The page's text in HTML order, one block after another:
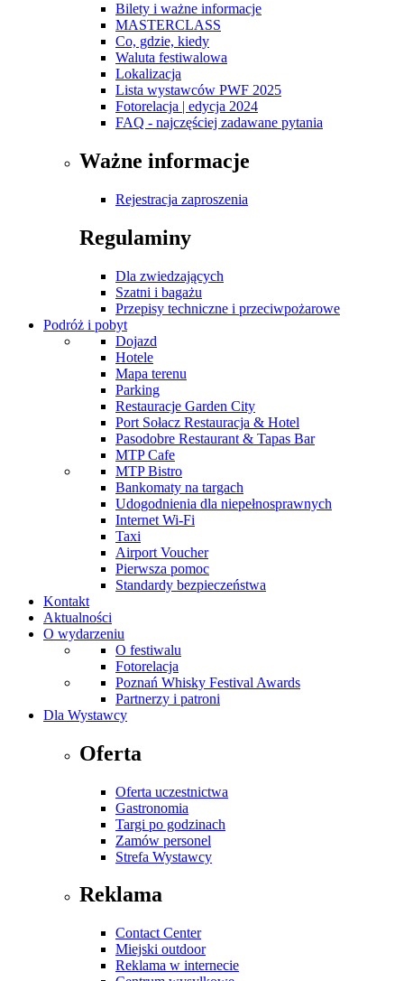
Bilety i ważne informacje
MASTERCLASS
Co, gdzie, kiedy
Waluta festiwalowa
Lokalizacja
Lista wystawców PWF 2025
Fotorelacja | edycja 2024
FAQ - najczęściej zadawane pytania
Ważne informacje
Rejestracja zaproszenia
Regulaminy
Dla zwiedzających
Szatni i bagażu
Przepisy techniczne i przeciwpożarowe
Podróż i pobyt
Dojazd
Hotele
Mapa terenu
Parking
Restauracje Garden City
Port Sołacz Restauracja & Hotel
Pasodobre Restaurant & Tapas Bar
MTP Cafe
MTP Bistro
Bankomaty na targach
Udogodnienia dla niepełnosprawnych
Internet Wi-Fi
Taxi
Airport Voucher
Pierwsza pomoc
Standardy bezpieczeństwa
Kontakt
Aktualności
O wydarzeniu
O festiwalu
Fotorelacja
Poznań Whisky Festival Awards
Partnerzy i patroni
Dla Wystawcy
Oferta
Oferta uczestnictwa
Gastronomia
Targi po godzinach
Zamów personel
Strefa Wystawcy
Reklama
Contact Center
Miejski outdoor
Reklama w internecie